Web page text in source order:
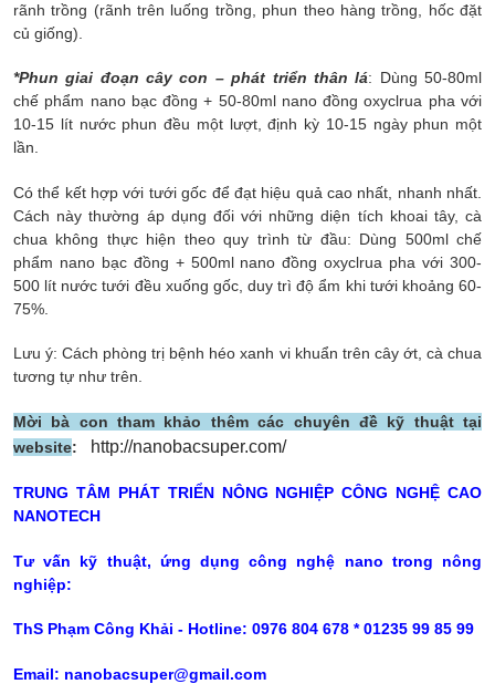
rãnh trồng (rãnh trên luống trồng, phun theo hàng trồng, hốc đặt
củ giống).
*Phun giai đoạn cây con – phát triển thân lá: Dùng 50-80ml
chế phẩm nano bạc đồng + 50-80ml nano đồng oxyclrua pha với
10-15 lít nước phun đều một lượt, định kỳ 10-15 ngày phun một
lần.
Có thể kết hợp với tưới gốc để đạt hiệu quả cao nhất, nhanh nhất.
Cách này thường áp dụng đối với những diện tích khoai tây, cà
chua không thực hiện theo quy trình từ đầu: Dùng 500ml chế
phẩm nano bạc đồng + 500ml nano đồng oxyclrua pha với 300-
500 lít nước tưới đều xuống gốc, duy trì độ ẩm khi tưới khoảng 60-
75%.
Lưu ý: Cách phòng trị bệnh héo xanh vi khuẩn trên cây ớt, cà chua
tương tự như trên.
Mời bà con tham khảo thêm các chuyên đề kỹ thuật tại
website: http://nanobacsuper.com/
TRUNG TÂM PHÁT TRIỂN NÔNG NGHIỆP CÔNG NGHỆ CAO
NANOTECH
Tư vấn kỹ thuật, ứng dụng công nghệ nano trong nông
nghiệp:
ThS Phạm Công Khải - Hotline: 0976 804 678 * 01235 99 85 99
Email: nanobacsuper@gmail.com